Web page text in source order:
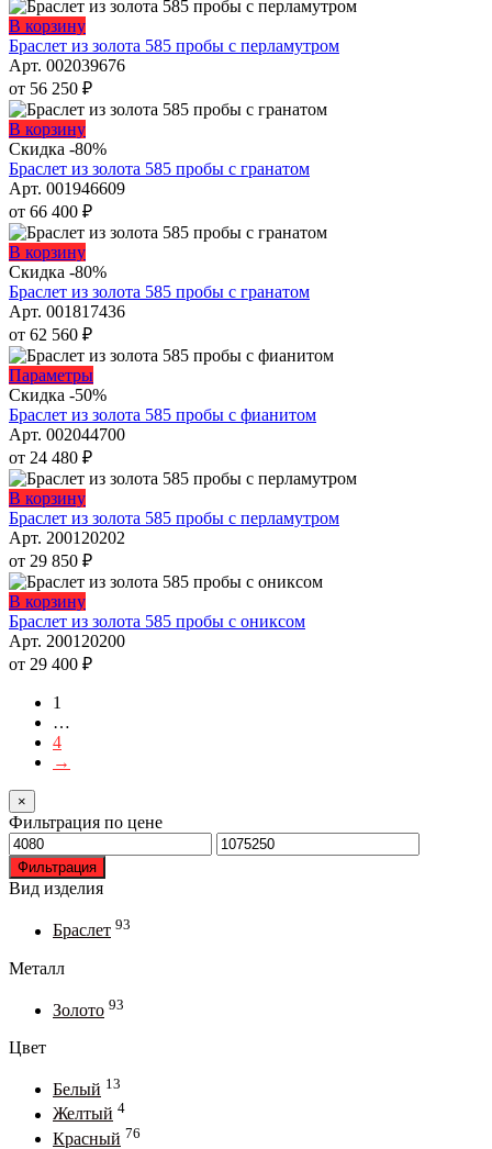
Опции
можно
выбрать
на
странице
товара.
В корзинуЭтот
товар
имеет
несколько
вариаций.
Опции
можно
выбрать
на
странице
товара.
Браслет из золота 585 пробы с перламутром
Арт. 002039676
от 56 250 ₽
В корзинуЭтот
товар
имеет
несколько
вариаций.
Опции
можно
выбрать
на
странице
товара.
Скидка -80%
Браслет из золота 585 пробы с гранатом
Арт. 001946609
от 66 400 ₽
В корзинуЭтот
товар
имеет
несколько
вариаций.
Опции
можно
выбрать
на
странице
товара.
Скидка -80%
Браслет из золота 585 пробы с гранатом
Арт. 001817436
от 62 560 ₽
ПараметрыЭтот
товар
имеет
несколько
Опции
выбрать
на
Скидка -50%
Браслет из золота 585 пробы с фианитом
Арт. 002044700
от 24 480 ₽
В корзинуЭтот
товар
имеет
несколько
вариаций.
Опции
можно
выбрать
на
странице
Браслет из золота 585 пробы с перламутром
Арт. 200120202
от 29 850 ₽
В корзинуЭтот
товар
имеет
несколько
Браслет из золота 585 пробы с ониксом
Арт. 200120200
от 29 400 ₽
1
…
4
→
×
Фильтрация по цене
Минимальная
цена
Максимальная
цена
Фильтрация
Вид изделия
Браслет 93
Металл
Золото 93
Цвет
Белый 13
Желтый 4
Красный 76